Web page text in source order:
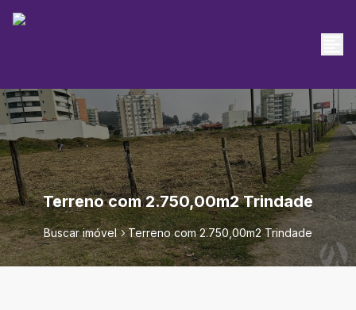
Terreno com 2.750,00m2 Trindade
Buscar imóvel Terreno com 2.750,00m2 Trindade